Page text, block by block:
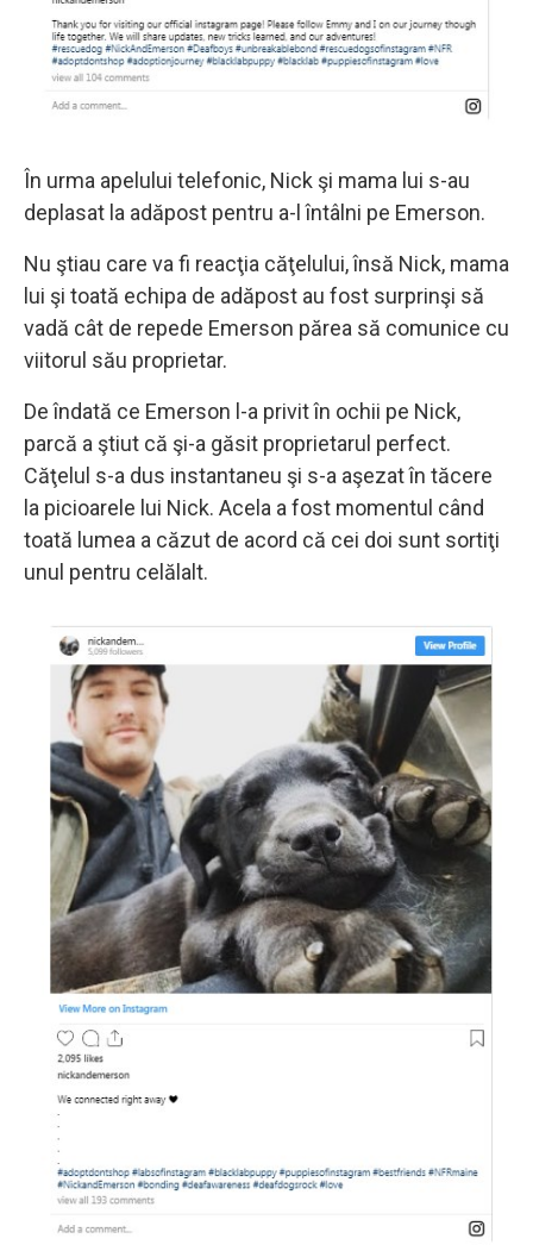
În urma apelului telefonic, Nick şi mama lui s-au
deplasat la adăpost pentru a-l întâlni pe Emerson.
Nu ştiau care va fi reacţia căţelului, însă Nick, mama
lui şi toată echipa de adăpost au fost surprinşi să
vadă cât de repede Emerson părea să comunice cu
viitorul său proprietar.
De îndată ce Emerson l-a privit în ochii pe Nick,
parcă a ştiut că şi-a găsit proprietarul perfect.
Căţelul s-a dus instantaneu şi s-a aşezat în tăcere
la picioarele lui Nick. Acela a fost momentul când
toată lumea a căzut de acord că cei doi sunt sortiţi
unul pentru celălalt.